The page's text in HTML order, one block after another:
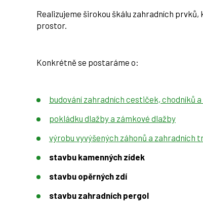
Realizujeme širokou škálu zahradních
prostor.
Konkrétně se postaráme o:
budování zahradních cestiček, chodníků a
pokládku dlažby a zámkové dlažby
výrobu vyvýšených záhonů a zahradních
stavbu kamenných zídek
stavbu opěrných zdí
stavbu zahradních pergol